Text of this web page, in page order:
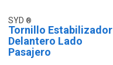
SYD
Tornillo Estabilizador
Delantero Lado
Pasajero